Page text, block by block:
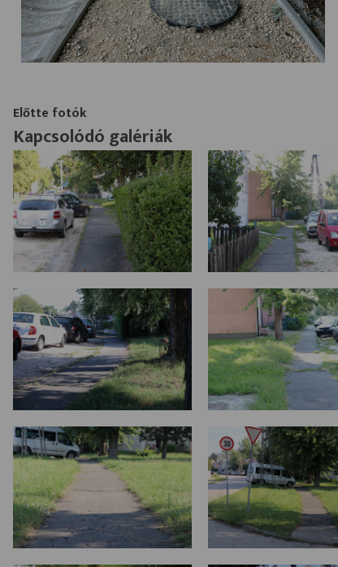
Előtte fotók
Kapcsolódó galériák